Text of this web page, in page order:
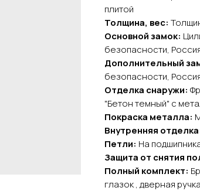
плитой
Толщина, вес:
Основной замок:
безопасности,
Дополнительный
безопасности,
Отделка снаружи:
"Бетон темный" с
Покраска металла:
Внутренняя
Петли: На
Защита от снятия
Полный комплект:
глазок , дверная